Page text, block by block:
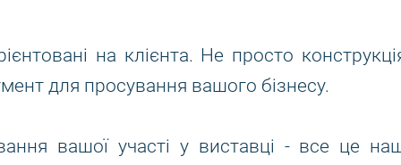
на клієнта. Не просто
для просування вашого бізнесу.
вашої участі у виставці - все це